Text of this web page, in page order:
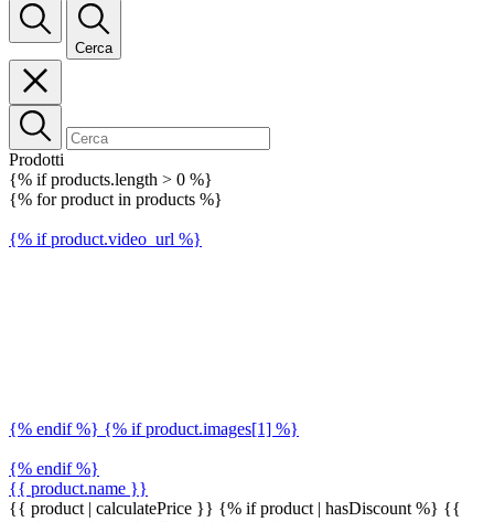
Cerca
Prodotti
{% if products.length > 0 %}
{% for product in products %}
{% if product.video_url %}
{% endif %} {% if product.images[1] %}
{% endif %}
{{ product.name }}
{{ product | calculatePrice }} {% if product | hasDiscount %} {{